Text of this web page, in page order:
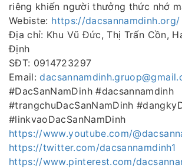
riêng khiến người thưởng thức nhớ
Webiste: https://dacsannamdinh.org/
Địa chỉ: Khu Vũ Đức, Thị Trấn Cồn,
Định
SĐT: 0914723297
Email:
#DacSanNamDinh #dacsannamdinh
#trangchuDacSanNamDinh
#linkvaoDacSanNamDinh
https://www.youtube.com/
https://twitter.com/dacsannamdinh1
https://www.pinterest.com/